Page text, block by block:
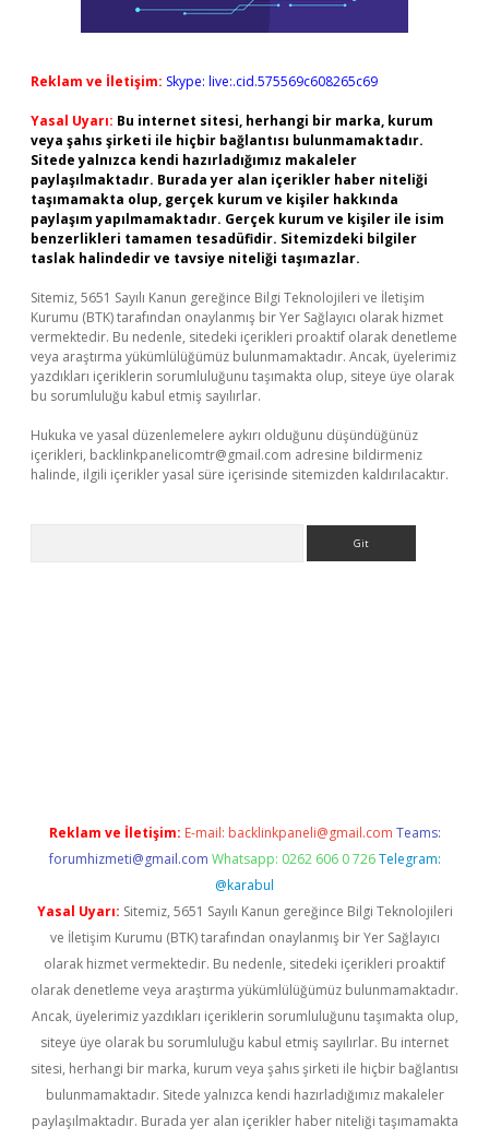
Reklam ve İletişim: Skype: live:.cid.575569c608265c69
Yasal Uyarı: Bu internet sitesi, herhangi bir marka, kurum
veya şahıs şirketi ile hiçbir bağlantısı bulunmamaktadır.
Sitede yalnızca kendi hazırladığımız makaleler
paylaşılmaktadır. Burada yer alan içerikler haber niteliği
taşımamakta olup, gerçek kurum ve kişiler hakkında
paylaşım yapılmamaktadır. Gerçek kurum ve kişiler ile isim
benzerlikleri tamamen tesadüfidir. Sitemizdeki bilgiler
taslak halindedir ve tavsiye niteliği taşımazlar.
Sitemiz, 5651 Sayılı Kanun gereğince Bilgi Teknolojileri ve İletişim
Kurumu (BTK) tarafından onaylanmış bir Yer Sağlayıcı olarak hizmet
vermektedir. Bu nedenle, sitedeki içerikleri proaktif olarak denetleme
veya araştırma yükümlülüğümüz bulunmamaktadır. Ancak, üyelerimiz
yazdıkları içeriklerin sorumluluğunu taşımakta olup, siteye üye olarak
bu sorumluluğu kabul etmiş sayılırlar.
Hukuka ve yasal düzenlemelere aykırı olduğunu düşündüğünüz
içerikleri, backlinkpanelicomtr@gmail.com adresine bildirmeniz
halinde, ilgili içerikler yasal süre içerisinde sitemizden kaldırılacaktır.
Reklam ve İletişim: E-mail: backlinkpaneli@gmail.com Teams:
forumhizmeti@gmail.com Whatsapp: 0262 606 0 726 Telegram:
@karabul
Yasal Uyarı: Sitemiz, 5651 Sayılı Kanun gereğince Bilgi Teknolojileri
ve İletişim Kurumu (BTK) tarafından onaylanmış bir Yer Sağlayıcı
olarak hizmet vermektedir. Bu nedenle, sitedeki içerikleri proaktif
olarak denetleme veya araştırma yükümlülüğümüz bulunmamaktadır.
Ancak, üyelerimiz yazdıkları içeriklerin sorumluluğunu taşımakta olup,
siteye üye olarak bu sorumluluğu kabul etmiş sayılırlar. Bu internet
sitesi, herhangi bir marka, kurum veya şahıs şirketi ile hiçbir bağlantısı
bulunmamaktadır. Sitede yalnızca kendi hazırladığımız makaleler
paylaşılmaktadır. Burada yer alan içerikler haber niteliği taşımamakta